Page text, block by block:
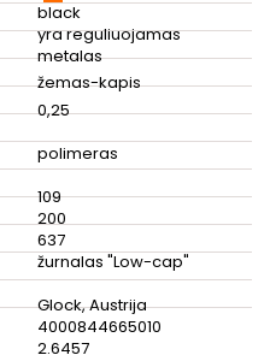
black
yra reguliuojamas
metalas
žemas-kapis
0,25
polimeras
109
200
637
žurnalas "Low-cap"
Glock, Austrija
4000844665010
2.6457